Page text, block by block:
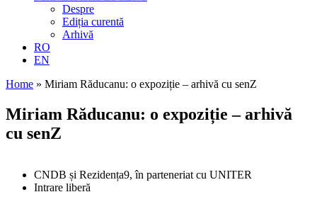
Despre
Ediția curentă
Arhivă
RO
EN
Home » Miriam Răducanu: o expoziție – arhivă cu senZ
Miriam Răducanu: o expoziție – arhivă
cu senZ
CNDB și Rezidența9, în parteneriat cu UNITER
Intrare liberă